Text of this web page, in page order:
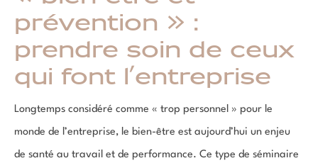
prévention » :
prendre soin de ceux
qui font l’entreprise
Longtemps considéré comme « trop personnel » pour le
monde de l’entreprise, le bien-être est aujourd’hui un enjeu
de santé au travail et de performance. Ce type de séminaire